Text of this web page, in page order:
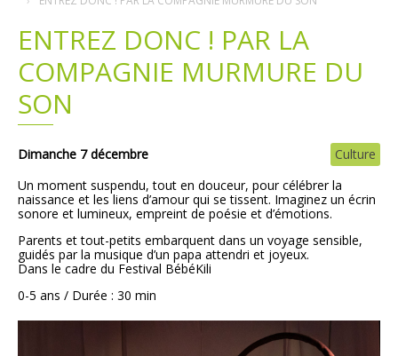
ENTREZ DONC ! PAR LA
COMPAGNIE MURMURE DU
SON
Dimanche 7 décembre
Culture
Un moment suspendu, tout en douceur, pour célébrer la
naissance et les liens d’amour qui se tissent. Imaginez un écrin
sonore et lumineux, empreint de poésie et d’émotions.
Parents et tout-petits embarquent dans un voyage sensible,
guidés par la musique d’un papa attendri et joyeux.
Dans le cadre du Festival BébéKili
0-5 ans / Durée : 30 min
Plans
Demandes légales
Emploi
Grands projets